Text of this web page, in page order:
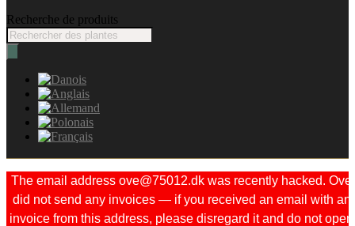
Recherche de produits
The email address ove@75012.dk was recently hacked. Ove
did not send any invoices — if you received an email with an
invoice from this address, please disregard it and do not open